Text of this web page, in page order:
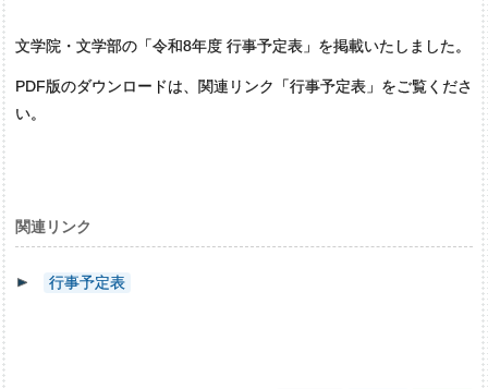
文学院・文学部の「令和8年度 行事予定表」を掲載いたしました。
PDF版のダウンロードは、関連リンク「行事予定表」をご覧くださ
い。
関連リンク
行事予定表